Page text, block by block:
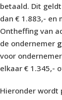
betaald. Dit
dan € 1.883,- en
Ontheffing van
de ondernemer
voor
elkaar € 1.345,-
Hieronder wordt